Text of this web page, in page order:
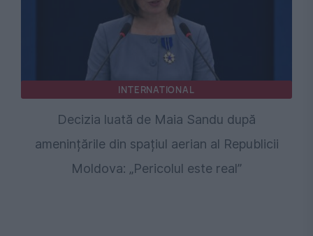
INTERNATIONAL
Decizia luată de Maia Sandu după
amenințările din spațiul aerian al Republicii
Moldova: „Pericolul este real”